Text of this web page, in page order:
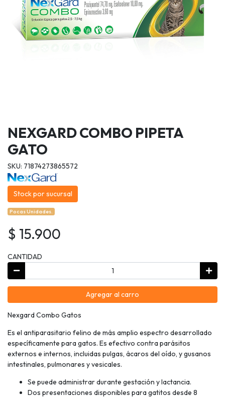
NEXGARD COMBO PIPETA
GATO
SKU: 71874273865572
Stock por sucursal
Pocas Unidades.
$ 15.900
CANTIDAD
Agregar al carro
Nexgard Combo Gatos
Es el antiparasitario felino de más amplio espectro desarrollado
específicamente para gatos. Es efectivo contra parásitos
externos e internos, incluidas pulgas, ácaros del oído, y gusanos
intestinales, pulmonares y vesicales.
Se puede administrar durante gestación y lactancia.
Dos presentaciones disponibles para gatitos desde 8